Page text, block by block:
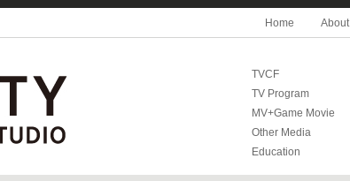
Home About
TVCF
TV Program
MV+Game Movie
Other Media
Education